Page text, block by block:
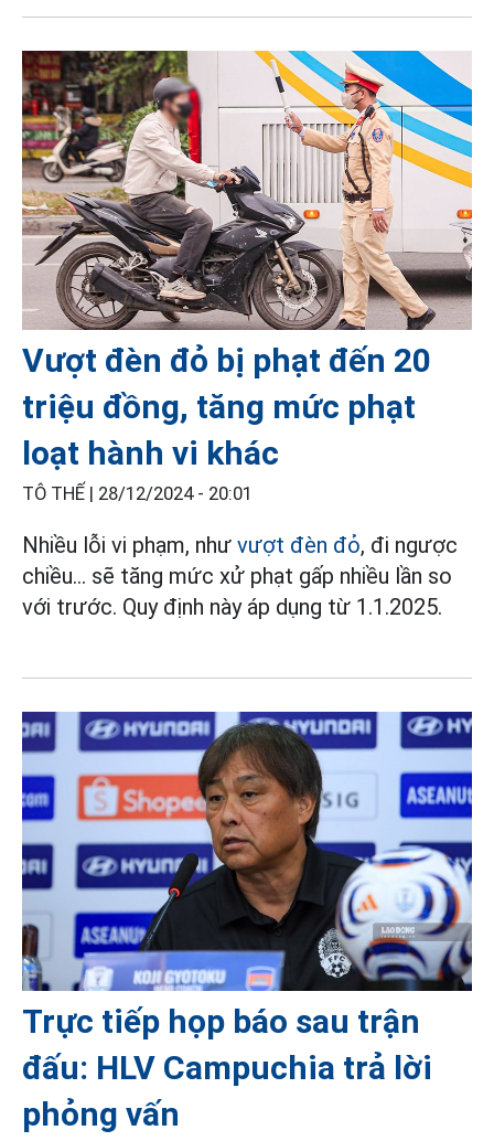
Vượt đèn đỏ bị phạt đến 20
triệu đồng, tăng mức phạt
loạt hành vi khác
TÔ THẾ | 28/12/2024 - 20:01
Nhiều lỗi vi phạm, như vượt đèn đỏ, đi ngược
chiều... sẽ tăng mức xử phạt gấp nhiều lần so
với trước. Quy định này áp dụng từ 1.1.2025.
Trực tiếp họp báo sau trận
đấu: HLV Campuchia trả lời
phỏng vấn